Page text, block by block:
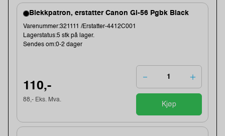
Blekkpatron, erstatter Canon Gi-56 Pgbk Black
Varenummer:321111 /Erstatter-4412C001
Lagerstatus:5 stk på lager.
Sendes om:0-2 dager
110,-
88,- Eks. Mva.
Kjøp